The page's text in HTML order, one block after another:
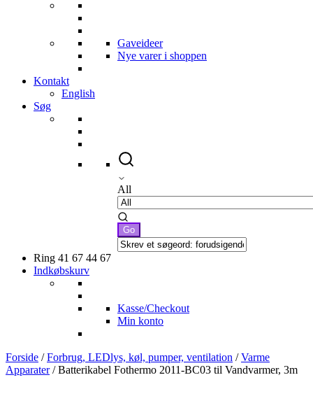
Gaveideer
Nye varer i shoppen
Kontakt
English
Søg
All
Ring 41 67 44 67
Indkøbskurv
Kasse/Checkout
Min konto
Forside /Forbrug, LEDlys, køl, pumper, ventilation /Varme
Apparater/ Batterikabel Fothermo 2011-BC03 til Vandvarmer, 3m